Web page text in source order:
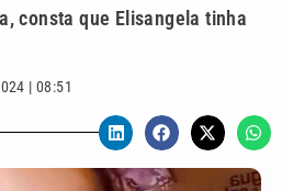
consta que Elisangela tinha
| 08:51